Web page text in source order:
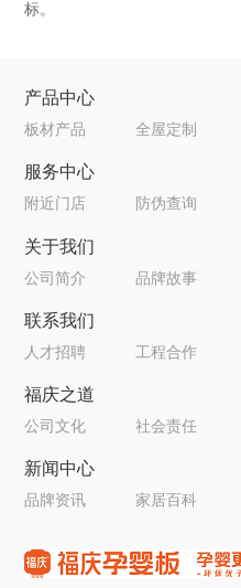
标。
产品中心
板材产品 全屋定制
服务中心
附近门店 防伪查询
关于我们
公司简介 品牌故事
联系我们
人才招聘 工程合作
福庆之道
公司文化 社会责任
新闻中心
品牌资讯 家居百科